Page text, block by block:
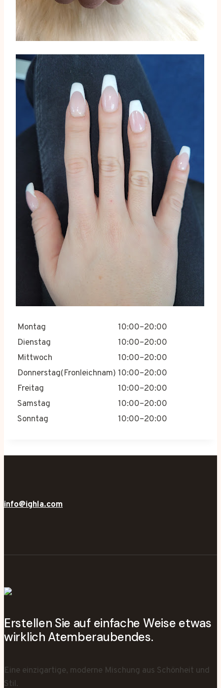
Montag
10:00–20:00
Dienstag
10:00–20:00
Mittwoch
10:00–20:00
Donnerstag(Fronleichnam) 10:00–20:00
Freitag
10:00–20:00
Samstag
10:00–20:00
Sonntag
10:00–20:00
info@ighla.com
Erstellen Sie auf einfache Weise etwas
wirklich Atemberaubendes.
Eine einzigartige, moderne Mischung aus Schönheit und
Stil.